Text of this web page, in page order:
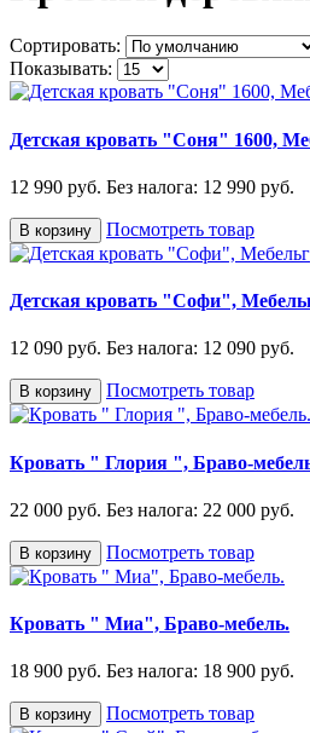
Сортировать:
Показывать:
Детская кровать "Соня" 1600,
12 990 руб. Без налога: 12 990 руб.
В корзину Посмотреть товар
Детская кровать "Софи",
12 090 руб. Без налога: 12 090 руб.
В корзину Посмотреть товар
Кровать " Глория ", Браво-
22 000 руб. Без налога: 22 000 руб.
В корзину Посмотреть товар
Кровать " Миа", Браво-мебель.
18 900 руб. Без налога: 18 900 руб.
В корзину Посмотреть товар